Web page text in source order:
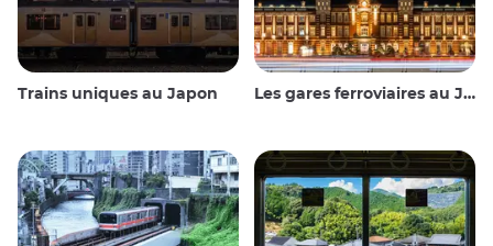
Trains uniques au Japon Les gares ferroviaires au Japon